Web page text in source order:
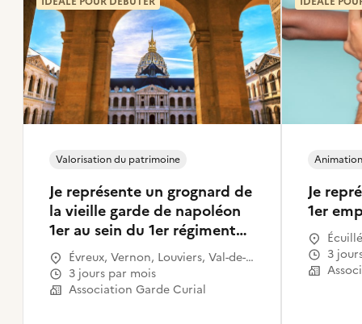
Je représente un grognard de
la vieille garde de napoléon
1er au sein du 1er régiment
de chasseurs a pied .
Valorisation du patrimoine
Évreux, Vernon, Louviers, Val-de-
Reuil, Gisors, Pont-Audemer,
Bernay
3 jours par mois
Association Garde Curial
Je
1er
Écuillé
3